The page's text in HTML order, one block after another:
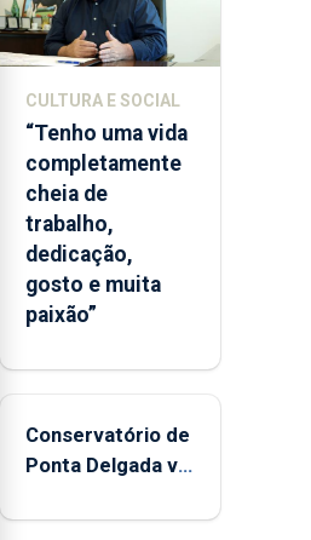
CULTURA E SOCIAL
“Tenho uma vida
completamente
cheia de
trabalho,
dedicação,
gosto e muita
paixão”
Conservatório de
Ponta Delgada vai
novos